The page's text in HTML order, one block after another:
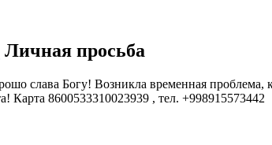
Личная просьба
слава Богу! Возникла временная
Карта 8600533310023939 , тел. +998915573442